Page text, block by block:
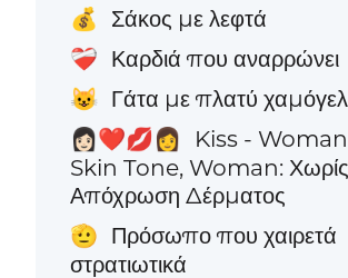
💰 Σάκος με λεφτά
❤️‍🩹 Καρδιά που αναρρώνει
😺 Γάτα με πλατύ
👩🏻‍❤️‍💋‍👩
Kiss -
Skin Tone, Woman: Χωρίς
Απόχρωση Δέρματος
🫡 Πρόσωπο που χαιρετά
στρατιωτικά